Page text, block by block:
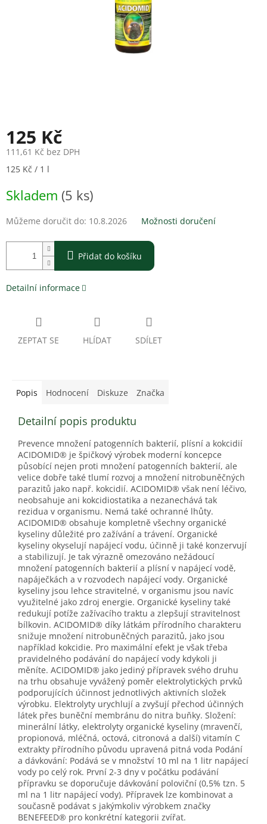
125 Kč
111,61 Kč bez DPH
Měrná
125 Kč / 1 l
Skladem (5 ks)
Můžeme doručit do: 10.8.2026 Možnosti doručení
Přidat do košíku
Detailní informace
ZEPTAT SE HLÍDAT SDÍLET
Popis Hodnocení Diskuze Značka
Detailní popis produktu
Prevence množení patogenních bakterií, plísní a kokcidií
ACIDOMID® je špičkový výrobek moderní koncepce
působící nejen proti množení patogenních bakterií, ale
velice dobře také tlumí rozvoj a množení nitrobuněčných
parazitů jako např. kokcidií. ACIDOMID® však není léčivo,
neobsahuje ani kokcidiostatika a nezanechává tak
rezidua v organismu. Nemá také ochranné lhůty.
ACIDOMID® obsahuje kompletně všechny organické
kyseliny důležité pro zažívání a trávení. Organické
kyseliny okyselují napájecí vodu, účinně ji také konzervují
a stabilizují. Je tak výrazně omezováno nežádoucí
množení patogenních bakterií a plísní v napájecí vodě,
napáječkách a v rozvodech napájecí vody. Organické
kyseliny jsou lehce stravitelné, v organismu jsou navíc
využitelné jako zdroj energie. Organické kyseliny také
redukují potíže zažívacího traktu a zlepšují stravitelnost
bílkovin. ACIDOMID® díky látkám přírodního charakteru
snižuje množení nitrobuněčných parazitů, jako jsou
například kokcidie. Pro maximální efekt je však třeba
pravidelného podávání do napájecí vody kdykoli ji
měníte. ACIDOMID® jako jediný přípravek svého druhu
na trhu obsahuje vyvážený poměr elektrolytických prvků
podporujících účinnost jednotlivých aktivních složek
výrobku. Elektrolyty urychlují a zvyšují přechod účinných
látek přes buněční membránu do nitra buňky. Složení:
minerální látky, elektrolyty organické kyseliny (mravenčí,
propionová, mléčná, octová, citronová a další) vitamín C
extrakty přírodního původu upravená pitná voda Podání
a dávkování: Podává se v množství 10 ml na 1 litr napájecí
vody po celý rok. První 2-3 dny v počátku podávání
přípravku se doporučuje dávkování poloviční (0,5% tzn. 5
ml na 1 litr napájecí vody). Přípravek lze kombinovat a
současně podávat s jakýmkoliv výrobkem značky
BENEFEED® pro konkrétní kategorii zvířat.